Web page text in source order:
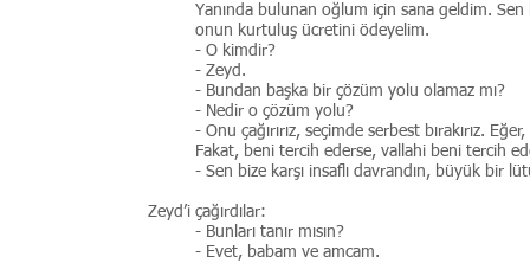
Yanında bulunan oğlum için sana geldim.
onun kurtuluş ücretini ödeyelim.
- O kimdir?
- Zeyd.
- Bundan başka bir çözüm yolu olamaz mı?
- Nedir o çözüm yolu?
- Onu çağırırız, seçimde serbest bırakırız.
Fakat, beni tercih ederse, vallahi beni tercih
- Sen bize karşı insaflı davrandın, büyük bir
Zeyd’i çağırdılar:
- Bunları tanır mısın?
- Evet, babam ve amcam.